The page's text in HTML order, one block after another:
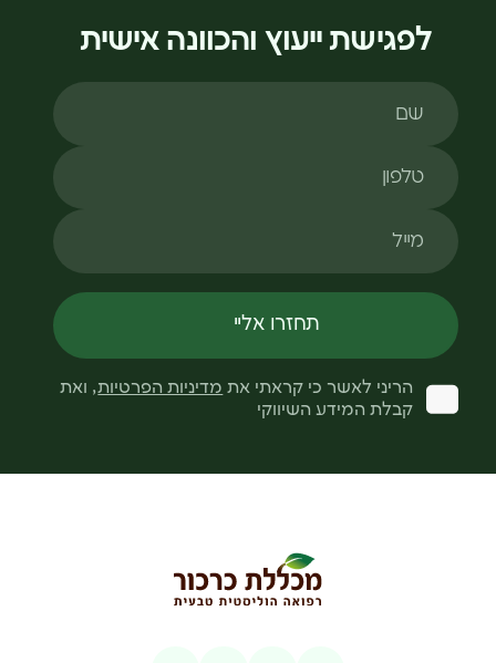
לפגישת ייעוץ והכוונה אישית
שם
טלפון
מייל
תחזרו אליי
הריני לאשר כי קראתי את מדיניות הפרטיות, ואת
קבלת המידע השיווקי